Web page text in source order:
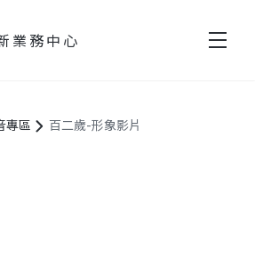
業務中心
專區 百二歲-形象影片